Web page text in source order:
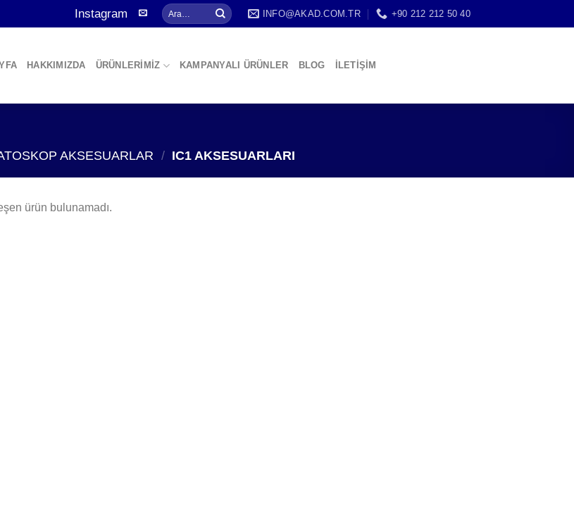
Instagram Ara: INFO@AKAD.COM.TR +90 212 212 50 40
HAKKIMIZDA ÜRÜNLERİMİZ KAMPANYALI ÜRÜNLER BLOG İLETİŞİM
AKSESUARLAR / IC1 AKSESUARLARI
ürün bulunamadı.